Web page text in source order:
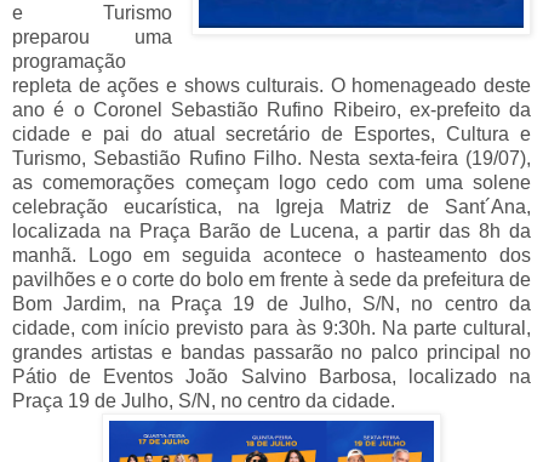
e Turismo
preparou uma
programação
repleta de ações e shows culturais. O homenageado deste
ano é o Coronel Sebastião Rufino Ribeiro, ex-prefeito da
cidade e pai do atual secretário de Esportes, Cultura e
Turismo, Sebastião Rufino Filho. Nesta sexta-feira (19/07),
as comemorações começam logo cedo com uma solene
celebração eucarística, na Igreja Matriz de Sant´Ana,
localizada na Praça Barão de Lucena, a partir das 8h da
manhã. Logo em seguida acontece o hasteamento dos
pavilhões e o corte do bolo em frente à sede da prefeitura de
Bom Jardim, na Praça 19 de Julho, S/N, no centro da
cidade, com início previsto para às 9:30h. Na parte cultural,
grandes artistas e bandas passarão no palco principal no
Pátio de Eventos João Salvino Barbosa, localizado na
Praça 19 de Julho, S/N, no centro da cidade.